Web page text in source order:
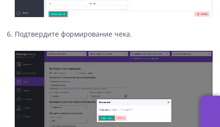
Подтвердите формирование чека.